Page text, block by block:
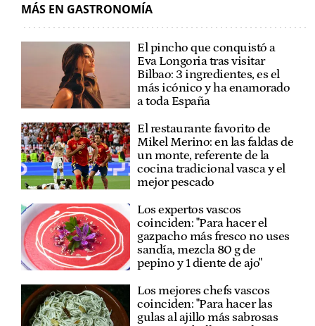
MÁS EN GASTRONOMÍA
El pincho que conquistó a
Eva Longoria tras visitar
Bilbao: 3 ingredientes, es el
más icónico y ha enamorado
a toda España
El restaurante favorito de
Mikel Merino: en las faldas de
un monte, referente de la
cocina tradicional vasca y el
mejor pescado
Los expertos vascos
coinciden: "Para hacer el
gazpacho más fresco no uses
sandía, mezcla 80 g de
pepino y 1 diente de ajo"
Los mejores chefs vascos
coinciden: "Para hacer las
gulas al ajillo más sabrosas